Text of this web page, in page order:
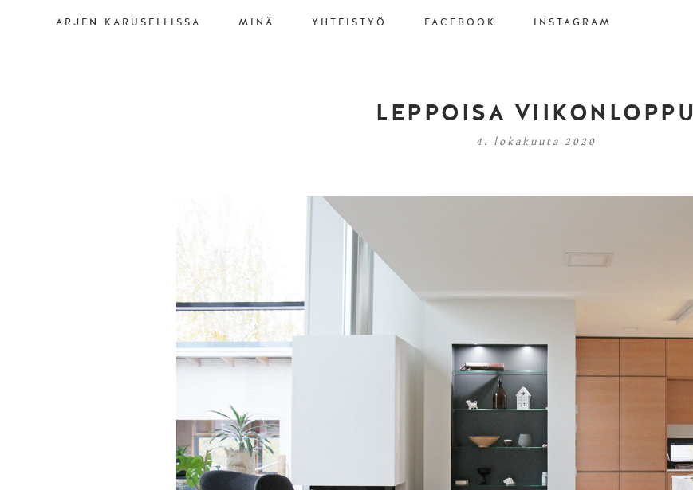
ARJEN KARUSELLISSA MINÄ YHTEISTYÖ FACEBOOK INSTAGRAM
4. lokakuuta 2020
LEPPOISA VIIKONLOPPU